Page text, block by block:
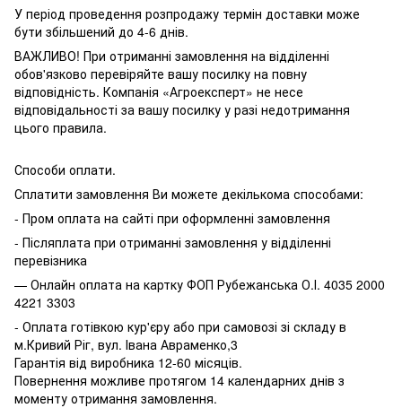
У період проведення розпродажу термін доставки може
бути збільшений до 4-6 днів.
ВАЖЛИВО! При отриманні замовлення на відділенні
обов'язково перевіряйте вашу посилку на повну
відповідність. Компанія «Агроексперт» не несе
відповідальності за вашу посилку у разі недотримання
цього правила.
Способи оплати.
Сплатити замовлення Ви можете декількома способами:
- Пром оплата на сайті при оформленні замовлення
- Післяплата при отриманні замовлення у відділенні
перевізника
— Онлайн оплата на картку ФОП Рубежанська О.І. 4035 2000
4221 3303
- Оплата готівкою кур'єру або при самовозі зі складу в
м.Кривий Ріг, вул. Івана Авраменко,3
Гарантія від виробника 12-60 місяців.
Повернення можливе протягом 14 календарних днів з
моменту отримання замовлення.